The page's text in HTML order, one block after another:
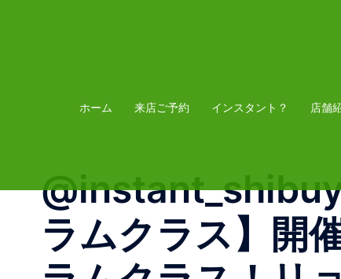
ホーム 来店ご予約 インスタント？ 店舗
ラムクラス】開